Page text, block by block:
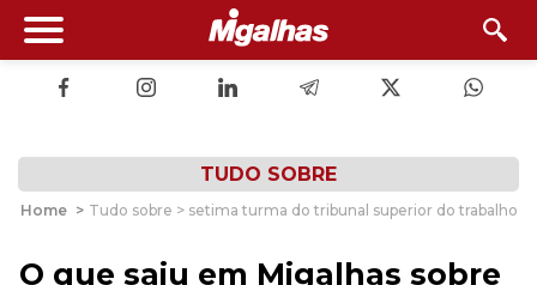
TUDO SOBRE
Home > Tudo sobre > setima turma do tribunal superior do trabalho
O que saiu em Migalhas sobre